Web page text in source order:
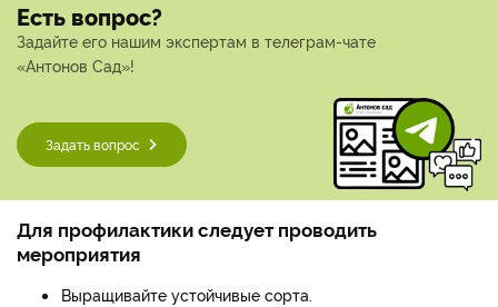
Есть вопрос?
Задайте его нашим экспертам в телеграм-чате
«Антонов Сад»!
Задать вопрос
Для профилактики следует проводить
мероприятия
Выращивайте устойчивые сорта.